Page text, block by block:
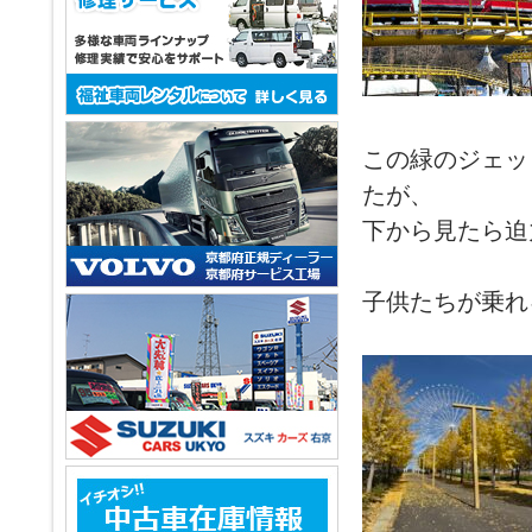
この緑のジェ
たが、
下から見たら
子供たちが乗